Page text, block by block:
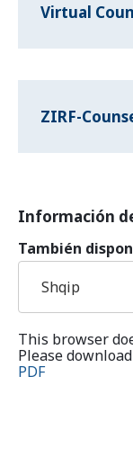
Virtual
ZIRF-
Información
También
Shqip
This browser
Please
PDF